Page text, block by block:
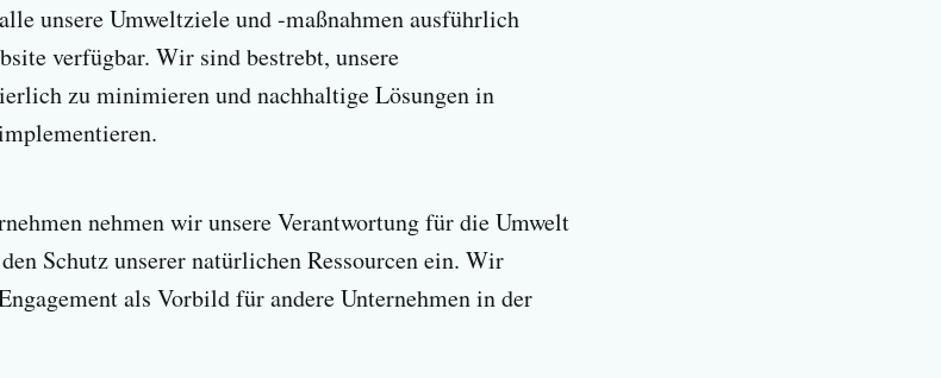
unsere Umweltziele und -maßnahmen ausführlich
verfügbar. Wir sind bestrebt, unsere
zu minimieren und nachhaltige Lösungen in
nehmen wir unsere Verantwortung für die Umwelt
Schutz unserer natürlichen Ressourcen ein. Wir
als Vorbild für andere Unternehmen in der